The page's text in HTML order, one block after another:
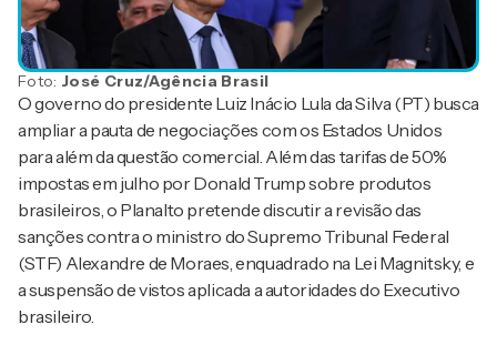
Foto: José Cruz/Agência Brasil
O governo do presidente Luiz Inácio Lula da Silva (PT) busca
ampliar a pauta de negociações com os Estados Unidos
para além da questão comercial. Além das tarifas de 50%
impostas em julho por Donald Trump sobre produtos
brasileiros, o Planalto pretende discutir a revisão das
sanções contra o ministro do Supremo Tribunal Federal
(STF) Alexandre de Moraes, enquadrado na Lei Magnitsky, e
a suspensão de vistos aplicada a autoridades do Executivo
brasileiro.